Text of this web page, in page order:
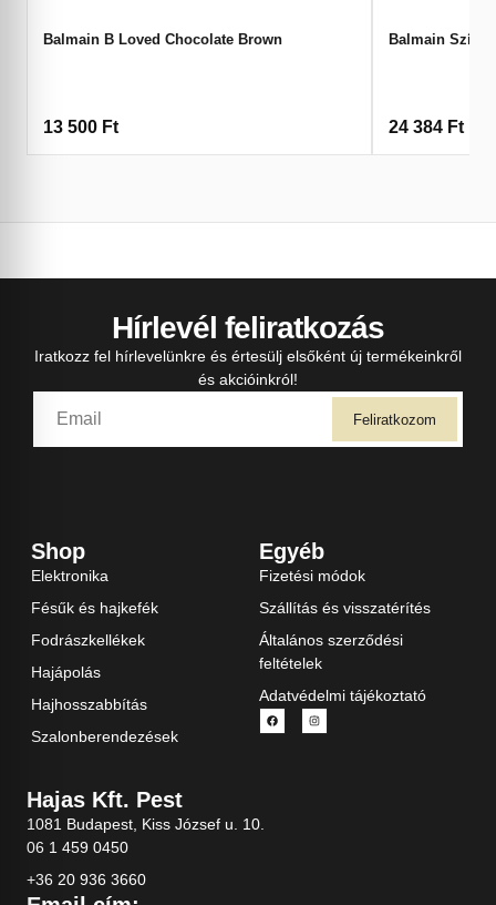
Balmain B Loved Chocolate Brown
13 500 Ft
Balmain
24 384 Ft
Hírlevél feliratkozás
Iratkozz fel hírlevelünkre és értesülj elsőként új termékeinkről
és akcióinkról!
Feliratkozom
Shop
Elektronika
Fésűk és hajkefék
Fodrászkellékek
Hajápolás
Hajhosszabbítás
Szalonberendezések
Egyéb
Fizetési módok
Szállítás és visszatérítés
Általános szerződési
feltételek
Adatvédelmi tájékoztató
Hajas Kft. Pest
1081 Budapest, Kiss József u. 10.
06 1 459 0450
+36 20 936 3660